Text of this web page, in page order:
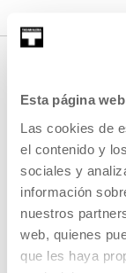
Esta página
Las cookies de
el contenido y
sociales y
información
nuestros
web, quienes
que les haya
OTRAS
PUEDEN
Entradas disponibles
MÚSICA Y ARTES